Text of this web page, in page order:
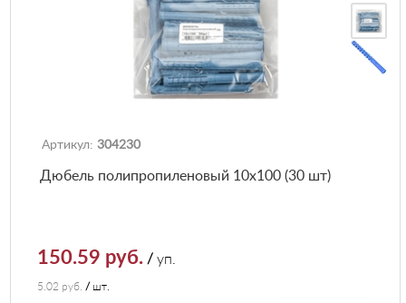
Артикул: 304230
Дюбель полипропиленовый 10х100 (30 шт)
150.59 руб. /уп.
5.02 руб. / шт.